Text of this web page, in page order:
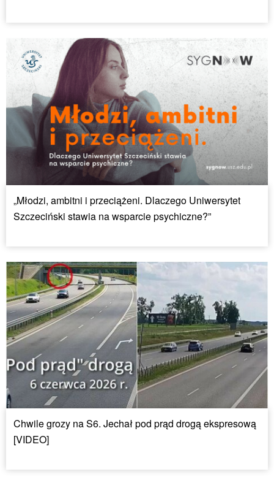
„Młodzi, ambitni i przeciążeni. Dlaczego Uniwersytet
Szczeciński stawia na wsparcie psychiczne?”
Chwile grozy na S6. Jechał pod prąd drogą ekspresową
[VIDEO]